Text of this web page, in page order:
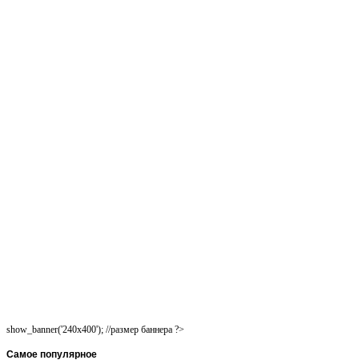
show_banner('240x400'); //размер баннера ?>
Самое популярное